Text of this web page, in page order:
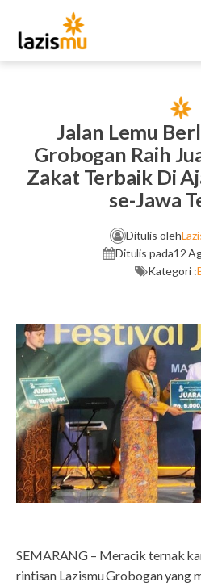
Jalan Lemu
Grobogan Raih
Zakat Terbaik Di
se-Jawa
Ditulis oleh
Ditulis pada12
Kategori :
SEMARANG – Meracik ternak
rintisan Lazismu Grobogan yang